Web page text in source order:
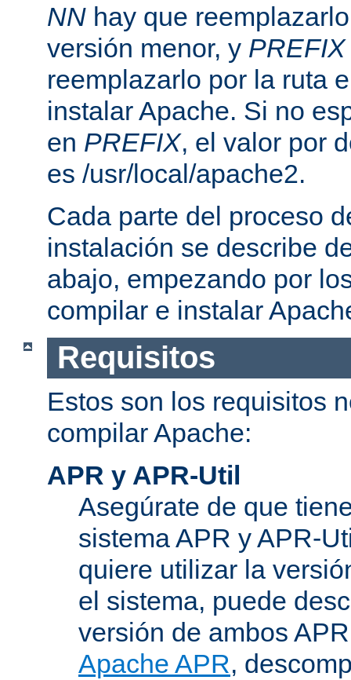
NN hay que
versión menor, y PREFIX
reemplazarlo por la ruta
instalar Apache. Si no
en PREFIX, el valor por
es /usr/local/apache2.
Cada parte del proceso
instalación se describe
abajo, empezando por
compilar e instalar
Requisitos
Estos son los requisitos
compilar Apache:
APR y APR-Util
Asegúrate de que
sistema APR y APR-
quiere utilizar la
el sistema, puede
versión de ambos
Apache APR,